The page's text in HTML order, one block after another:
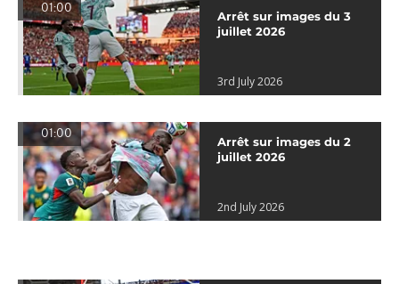
01:00
Arrêt sur images du 3
juillet 2026
3rd July 2026
01:00
Arrêt sur images du 2
juillet 2026
2nd July 2026